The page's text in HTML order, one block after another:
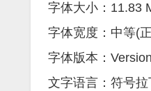
字体大小：11.83
字体宽度：中等(
字体版本：
文字语言：符号